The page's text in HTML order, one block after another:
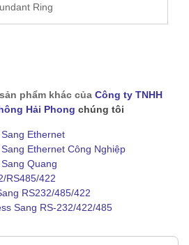
Ring
phẩm khác của Công ty TNHH
Hải Phong chúng tôi
Ethernet
Ethernet Công Nghiệp
Quang
RS485/422
RS232/485/422
Sang RS-232/422/485